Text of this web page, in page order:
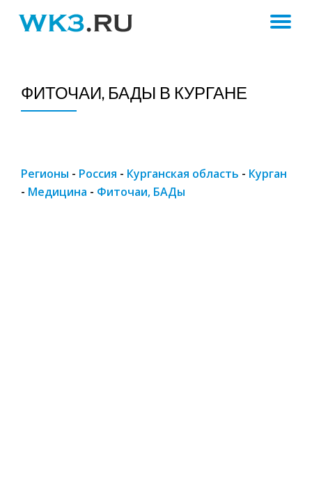
ФИТОЧАИ, БАДЫ В КУРГАНЕ
Регионы - Россия - Курганская область - Курган
- Медицина - Фиточаи, БАДы